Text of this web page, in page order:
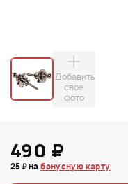
Добавить
свое
фото
490 ₽
25 ₽ набонусную карту